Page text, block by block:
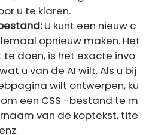
u te klaren.
U kunt een nieuw c
opnieuw maken. Het
doen, is het exacte invo
u van de AI wilt. Als u bij
wilt ontwerpen, ku
een ​​CSS -bestand te m
van de koptekst, tite